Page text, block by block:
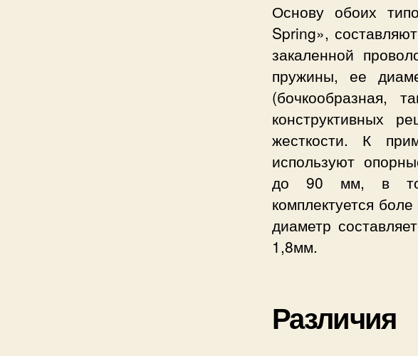
Основу обоих
Spring»,
закаленной
пружины, ее
(бочкообразная,
конструктивных
жесткости. К
используют
до 90 мм, в то
комплектуется
диаметр
1,8мм.
Различия